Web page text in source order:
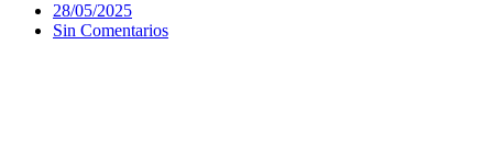
28/05/2025
Sin Comentarios